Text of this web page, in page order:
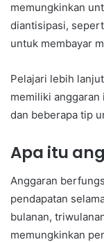
memungkinkan
diantisipasi,
untuk membayar
Pelajari lebih
memiliki
dan beberapa tip
Apa itu
Anggaran
pendapatan
bulanan,
memungkinkan